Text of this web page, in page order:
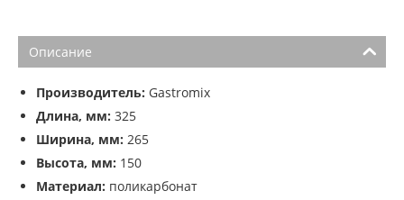
Описание
Производитель: Gastromix
Длина, мм: 325
Ширина, мм: 265
Высота, мм: 150
Материал: поликарбонат